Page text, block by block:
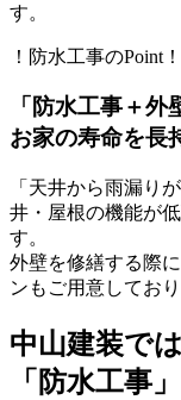
す。
！防水工事のPoint！
「防水工事＋外
お家の寿命を長
「天井から雨漏り
井・屋根の機能が
す。
外壁を修繕する際
ンもご用意しており
中山建装では
「防水工事